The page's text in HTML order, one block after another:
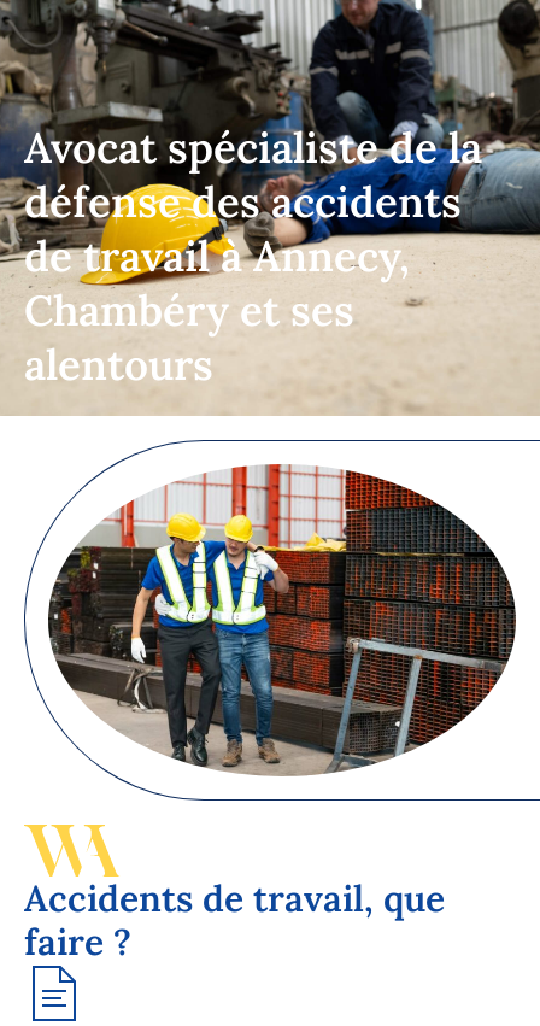
Avocat spécialiste de la
défense des accidents
de travail à Annecy,
Chambéry et ses
alentours
Accidents de travail, que
faire ?